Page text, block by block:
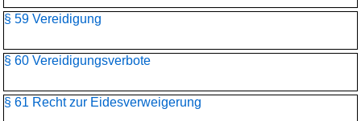
§ 59 Vereidigung
§ 60 Vereidigungsverbote
§ 61 Recht zur Eidesverweigerung